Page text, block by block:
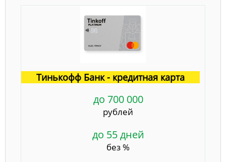
Тинькофф Банк - кредитная карта
до 700 000
рублей
до 55 дней
без %